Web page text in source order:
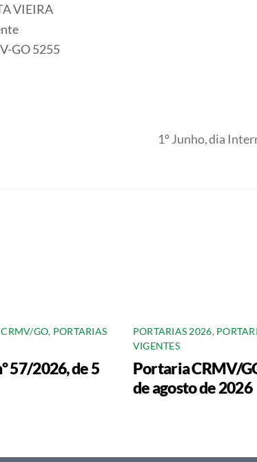
VIEIRA
GO 5255
1º Junho, dia
CRMV/GO, PORTARIAS
57/2026, de 5
PORTARIAS 2026,
VIGENTES
Portaria CRMV/
de agosto de 2026